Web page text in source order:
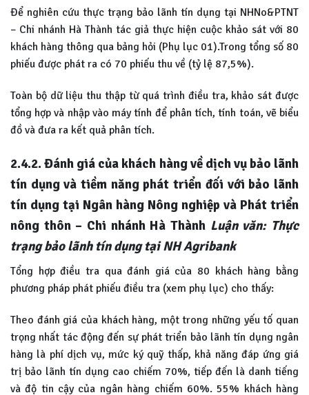
Để nghiên cứu thực trạng bảo lãnh tín dụng tại NHNo&PTNT
– Chi nhánh Hà Thành tác giả thực hiện cuộc khảo sát với 80
khách hàng thông qua bảng hỏi (Phụ lục 01).Trong tổng số 80
phiếu được phát ra có 70 phiếu thu về (tỷ lệ 87,5%).
Toàn bộ dữ liệu thu thập từ quá trình điều tra, khảo sát được
tổng hợp và nhập vào máy tính để phân tích, tính toán, vẽ biểu
đồ và đưa ra kết quả phân tích.
2.4.2. Đánh giá của khách hàng về dịch vụ bảo lãnh
tín dụng và tiềm năng phát triển đối với bảo lãnh
tín dụng tại Ngân hàng Nông nghiệp và Phát triển
nông thôn – Chi nhánh Hà Thành Luận văn: Thực
trạng bảo lãnh tín dụng tại NH Agribank
Tổng hợp điều tra qua đánh giá của 80 khách hàng bằng
phương pháp phát phiếu điều tra (xem phụ lục) cho thấy:
Theo đánh giá của khách hàng, một trong những yếu tố quan
trọng nhất tác động đến sự phát triển bảo lãnh tín dụng ngân
hàng là phí dịch vụ, mức ký quỹ thấp, khả năng đáp ứng giá
trị bảo lãnh tín dụng cao chiếm 70%, tiếp đến là danh tiếng
và độ tin cậy của ngân hàng chiếm 60%. 55% khách hàng